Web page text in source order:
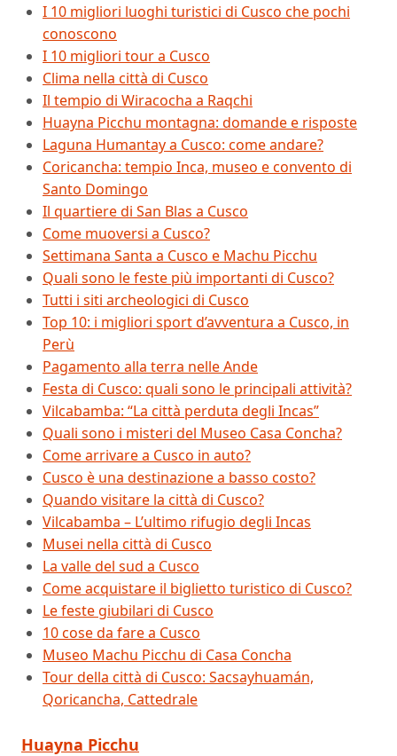
I 10 migliori luoghi turistici di Cusco che pochi
conoscono
I 10 migliori tour a Cusco
Clima nella città di Cusco
Il tempio di Wiracocha a Raqchi
Huayna Picchu montagna: domande e risposte
Laguna Humantay a Cusco: come andare?
Coricancha: tempio Inca, museo e convento di
Santo Domingo
Il quartiere di San Blas a Cusco
Come muoversi a Cusco?
Settimana Santa a Cusco e Machu Picchu
Quali sono le feste più importanti di Cusco?
Tutti i siti archeologici di Cusco
Top 10: i migliori sport d’avventura a Cusco, in
Perù
Pagamento alla terra nelle Ande
Festa di Cusco: quali sono le principali attività?
Vilcabamba: “La città perduta degli Incas”
Quali sono i misteri del Museo Casa Concha?
Come arrivare a Cusco in auto?
Cusco è una destinazione a basso costo?
Quando visitare la città di Cusco?
Vilcabamba – L’ultimo rifugio degli Incas
Musei nella città di Cusco
La valle del sud a Cusco
Come acquistare il biglietto turistico di Cusco?
Le feste giubilari di Cusco
10 cose da fare a Cusco
Museo Machu Picchu di Casa Concha
Tour della città di Cusco: Sacsayhuamán,
Qoricancha, Cattedrale
Huayna Picchu